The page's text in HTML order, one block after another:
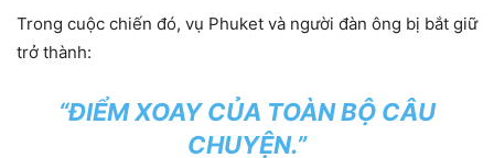
Trong cuộc chiến đó, vụ Phuket và người đàn ông bị bắt giữ
trở thành:
“ĐIỂM XOAY CỦA TOÀN BỘ CÂU
CHUYỆN.”